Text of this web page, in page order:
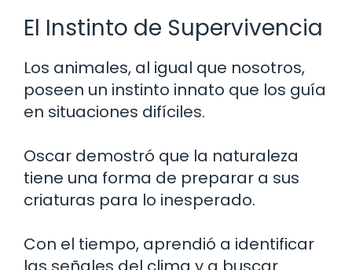
El Instinto de Supervivencia
Los animales, al igual que nosotros,
poseen un instinto innato que los guía
en situaciones difíciles.
Oscar demostró que la naturaleza
tiene una forma de preparar a sus
criaturas para lo inesperado.
Con el tiempo, aprendió a identificar